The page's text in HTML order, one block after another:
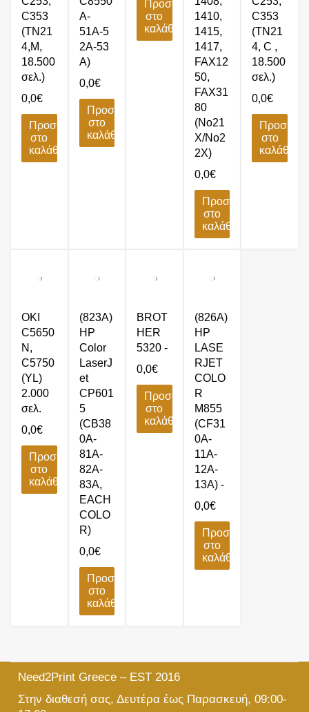
C353
(TN21
4,M,
18.500
σελ.)
0,0€
Προσθήκη
στο
καλάθι
A-
51Α-5
2Α-53
Α)
0,0€
Προσθήκη
στο
καλάθι
Προσθήκη
στο
καλάθι
1410,
1415,
1417,
FAX12
50,
FAX31
80
(No21
X/No2
2X)
0,0€
Προσθήκη
στο
καλάθι
C353
(TN21
4, C ,
18.500
σελ.)
0,0€
στο
καλάθι
OKI
C5650
N,
C5750
(YL)
2.000
σελ.
0,0€
Προσθήκη
στο
καλάθι
(823A)
HP
Color
LaserJ
et
CP601
5
(CB38
0A-
81A-
82A-
83A,
EACH
COLO
R)
0,0€
Προσθήκη
στο
καλάθι
BROT
HER
5320 -
0,0€
Προσθήκη
στο
καλάθι
(826A)
HP
LASE
RJET
COLO
R
M855
(CF31
0A-
11A-
12A-
13A) -
0,0€
Προσθήκη
στο
καλάθι
Need2Print Greece – EST 2016
Στην διαθεσή σας, Δευτέρα έως Παρασκευή, 09:00-